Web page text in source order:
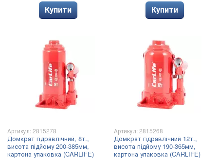
Купити Купити
Артикул: 2815278
Домкрат гідравлічний, 8т.,
висота підйому 200-385мм,
картона упаковка (CARLIFE)
Артикул: 2815268
Домкрат гідравлічний 12т.,
висота підйому 190-365мм,
картона упаковка (CARLIFE)